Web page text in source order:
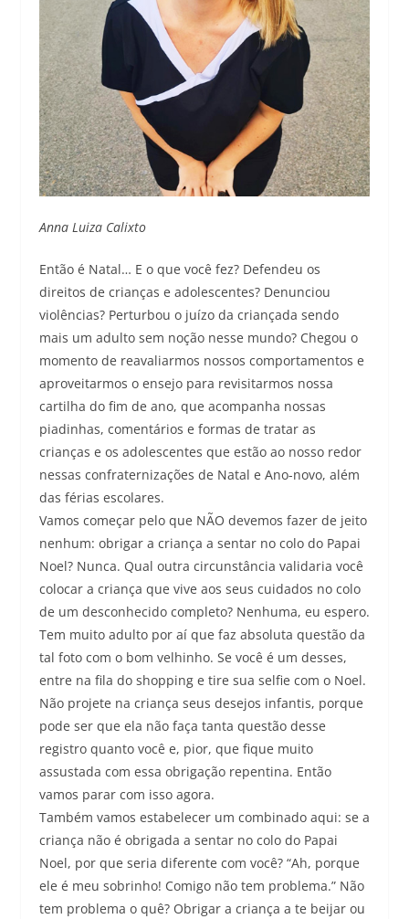
Anna Luiza Calixto
Então é Natal… E o que você fez? Defendeu os
direitos de crianças e adolescentes? Denunciou
violências? Perturbou o juízo da criançada sendo
mais um adulto sem noção nesse mundo? Chegou o
momento de reavaliarmos nossos comportamentos e
aproveitarmos o ensejo para revisitarmos nossa
cartilha do fim de ano, que acompanha nossas
piadinhas, comentários e formas de tratar as
crianças e os adolescentes que estão ao nosso redor
nessas confraternizações de Natal e Ano-novo, além
das férias escolares.
Vamos começar pelo que NÃO devemos fazer de jeito
nenhum: obrigar a criança a sentar no colo do Papai
Noel? Nunca. Qual outra circunstância validaria você
colocar a criança que vive aos seus cuidados no colo
de um desconhecido completo? Nenhuma, eu espero.
Tem muito adulto por aí que faz absoluta questão da
tal foto com o bom velhinho. Se você é um desses,
entre na fila do shopping e tire sua selfie com o Noel.
Não projete na criança seus desejos infantis, porque
pode ser que ela não faça tanta questão desse
registro quanto você e, pior, que fique muito
assustada com essa obrigação repentina. Então
vamos parar com isso agora.
Também vamos estabelecer um combinado aqui: se a
criança não é obrigada a sentar no colo do Papai
Noel, por que seria diferente com você? “Ah, porque
ele é meu sobrinho! Comigo não tem problema.” Não
tem problema o quê? Obrigar a criança a te beijar ou